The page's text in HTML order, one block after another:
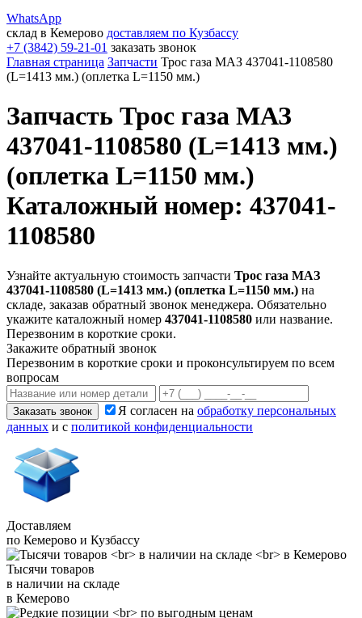
WhatsApp
склад в Кемерово доставляем по Кузбассу
+7 (3842) 59-21-01 заказать звонок
Главная страница Запчасти Трос газа МАЗ 437041-1108580
(L=1413 мм.) (оплетка L=1150 мм.)
Запчасть Трос газа МАЗ
437041-1108580 (L=1413 мм.)
(оплетка L=1150 мм.)
Каталожный номер: 437041-
1108580
Узнайте актуальную стоимость запчасти Трос газа МАЗ
437041-1108580 (L=1413 мм.) (оплетка L=1150 мм.) на
складе, заказав обратный звонок менеджера. Обязательно
укажите каталожный номер 437041-1108580 или название.
Перезвоним в короткие сроки.
Закажите обратный звонок
Перезвоним в короткие сроки и проконсультируем по всем
вопросам
Заказать звонок Я согласен на обработку персональных
данных и с политикой конфиденциальности
Доставляем
по Кемерово и Кузбассу
Тысячи товаров
в наличии на складе
в Кемерово